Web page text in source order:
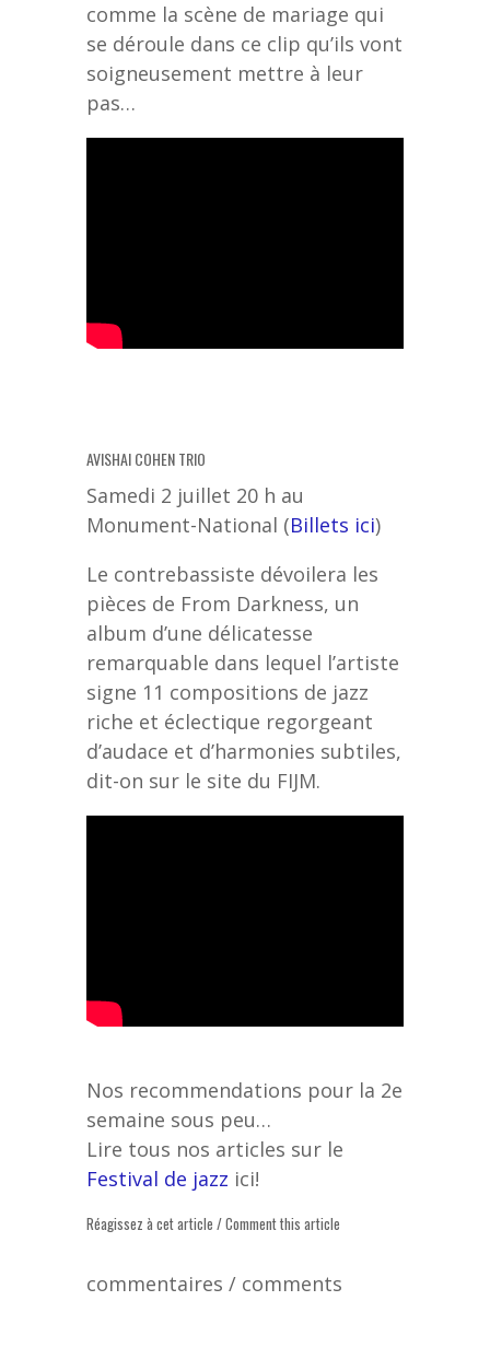
comme la scène de mariage qui
se déroule dans ce clip qu’ils vont
soigneusement mettre à leur
pas…
AVISHAI COHEN TRIO
Samedi 2 juillet 20 h au
Monument-National (Billets ici)
Le contrebassiste dévoilera les
pièces de From Darkness, un
album d’une délicatesse
remarquable dans lequel l’artiste
signe 11 compositions de jazz
riche et éclectique regorgeant
d’audace et d’harmonies subtiles,
dit-on sur le site du FIJM.
Nos recommendations pour la 2e
semaine sous peu…
Lire tous nos articles sur le
Festival de jazz ici!
Réagissez à cet article / Comment this article
commentaires / comments